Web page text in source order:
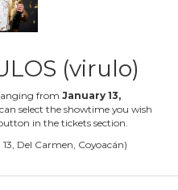
(virulo)
from January 13,
select the showtime you wish
in the tickets section.
13, Del Carmen, Coyoacán)